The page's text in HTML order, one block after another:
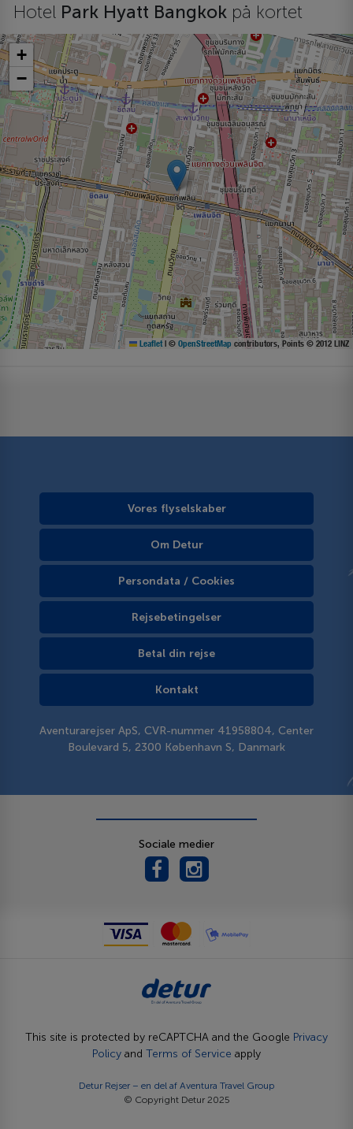
Hotel Park Hyatt Bangkok på kortet
+
−
Leaflet | © OpenStreetMap contributors, Points © 2012 LINZ
Vores flyselskaber
Om Detur
Persondata / Cookies
Rejsebetingelser
Betal din rejse
Kontakt
Aventurarejser ApS, CVR-nummer 41958804, Center
Boulevard 5, 2300 København S, Danmark
Sociale medier
This site is protected by reCAPTCHA and the Google Privacy
Policy and Terms of Service apply
Detur Rejser – en del af Aventura Travel Group
© Copyright Detur 2025